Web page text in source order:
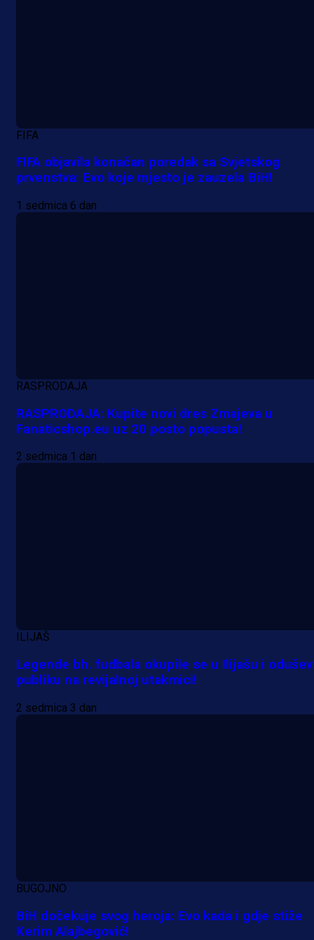
Da li je selektor zadovoljan: Evo
je Barbarez rekao o transferu
Alajbegovića u Juventus!
FIFA
FIFA objavila konačan poredak sa Svjetskog
prvenstva: Evo koje mjesto je zauzela BiH!
1 sedmica 6 dan
RASPRODAJA
RASPRODAJA: Kupite novi dres Zmajeva u
Fanaticshop.eu uz 20 posto popusta!
2 sedmica 1 dan
ILIJAŠ
Legende bh. fudbala okupile se u Ilijašu i
publiku na revijalnoj utakmici!
2 sedmica 3 dan
BUGOJNO
BiH dočekuje svog heroja: Evo kada i gdje stiže
Kerim Alajbegović!